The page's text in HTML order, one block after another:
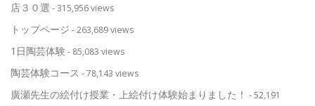
店３０選 - 315,956 views
トップページ - 263,689 views
1日陶芸体験 - 85,083 views
陶芸体験コース - 78,143 views
廣瀬先生の絵付け授業・上絵付け体験始まりました！ - 52,191